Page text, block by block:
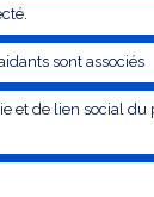
sont associés
et de lien social du